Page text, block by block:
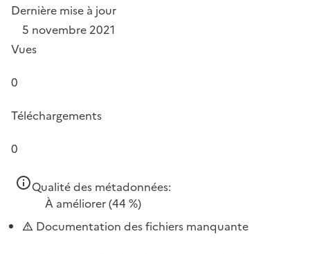
Dernière mise à jour
5 novembre 2021
Vues
0
Téléchargements
0
Qualité des métadonnées:
À améliorer(44 %)
Documentation des fichiers manquante